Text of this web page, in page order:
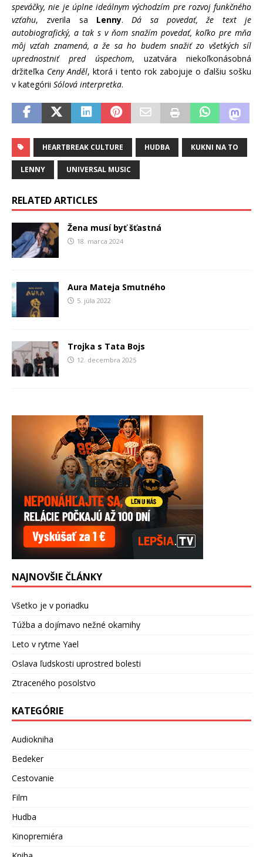
speváčky, nie je úplne ideálnym východzím pre rozvoj funkčného
vzťahu, zverila sa Lenny. Dá sa povedať, že text je
autobiografický, a tak s v ňom snažím povedať, koľko pre mňa
môj vzťah znamená, a že sa ho budem snažiť zo všetkých síl
uprednostniť pred úspechom, uzatvára niekoľkonásobná
držiteľka Ceny Anděl, ktorá i tento rok zabojuje o ďalšiu sošku
v kategórii Sólová interpretka.
HEARTBREAK CULTURE HUDBA KUKNI NA TO
LENNY UNIVERSAL MUSIC
RELATED ARTICLES
Žena musí byť šťastná
18. marca 2024
Aura Mateja Smutného
5. júla 2022
Trojka s Tata Bojs
12. decembra 2025
NAJNOVŠIE ČLÁNKY
Všetko je v poriadku
Túžba a dojímavo nežné okamihy
Leto v rytme Yael
Oslava ľudskosti uprostred bolesti
Ztraceného posolstvo
KATEGÓRIE
Audiokniha
Bedeker
Cestovanie
Film
Hudba
Kinopremiéra